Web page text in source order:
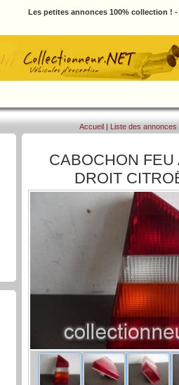
Les petites annonces 100% collection !
Accueil | Liste des annonces
CABOCHON FEU
DROIT